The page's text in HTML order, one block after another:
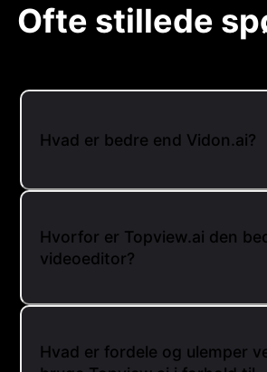
Ofte stillede
Hvad er bedre end Vidon.ai?
Hvorfor er Topview.ai den
videoeditor?
Hvad er fordele og ulemper